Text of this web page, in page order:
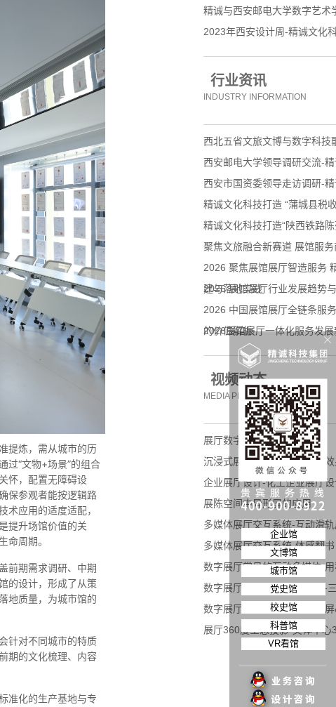
提炼，需从城市的历
过“文物+场景”的组合
怀，配置无障碍设
保参观者能按逻辑路
应用的适度适配，
提升场馆价值的关
命周期。
前期需求调研、中期
的设计，形成了从策
地质量，为城市馆的
针对不同城市的特质
期的文化梳理、内容
准化的生产基地与专
精诚与西安邮电大学数字艺术
2023年西安设计周-精诚文化
行业资讯
INDUSTRY INFORMATION
西北五省文旅文博与数字科技
西安邮电大学领导调研交流-
西安市国资委领导走访调研-
精诚文化科技打造 “蒲城县税
精诚文化科技打造“陕西铁路
聚焦文旅融合新赛道 展馆服
2026 聚焦展馆展厅智造服务
建与落地实践
2026 展馆展厅行业发展趋势
2026 中国展馆展厅全链条服
的价值解析
2026展馆展厅一体化服务发
企业拓展标杆合作
视频动态
MEDIA PERSPECTIVE
展厅数字科技-数字互动飞屏
沉浸式展厅体验-校史馆设计
企业展厅设计-化工企业展厅
展陈空间中异形屏的应用
多媒体展厅交互系统-互动滑
多媒体展厅交互系统-体感翻书
数字展厅常见的互动多媒体-
数字展厅常见的裸眼3D屏幕-
数字展厅交互系统-互动滑轨
展厅360度全息投影-奥体中心
企业馆
文博馆
城市馆
党史馆
校史馆
科普馆
VR看馆